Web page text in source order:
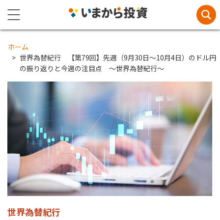
ホーム
世界為替紀行 【第79回】先週（9月30日～10月4日）のドル円
の振り返りと今週の注目点 ～世界為替紀行～
世界為替紀行